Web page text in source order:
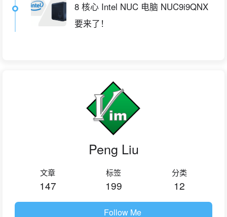
8 核心 Intel NUC 电脑 NUC9i9QNX
要来了！
Peng Liu
文章
147
标签
199
分类
12
Follow Me